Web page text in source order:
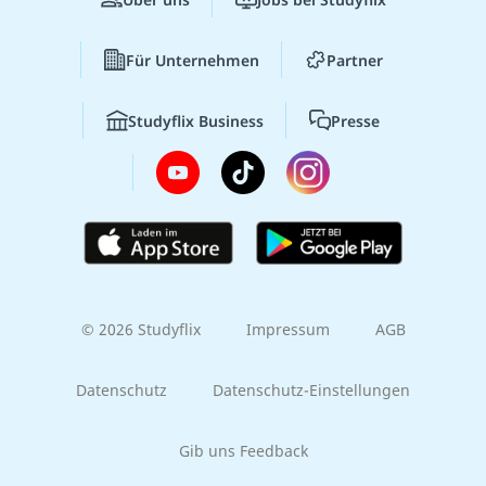
Für Unternehmen Partner
Studyflix Business Presse
© 2026 Studyflix Impressum AGB
Datenschutz Datenschutz-Einstellungen
Gib uns Feedback